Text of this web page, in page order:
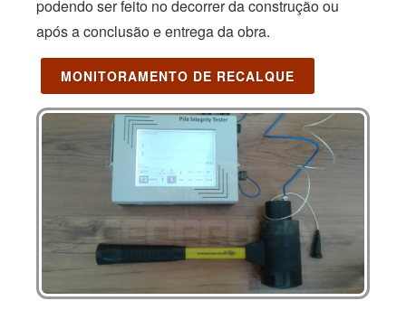
podendo ser feito no decorrer da construção ou
após a conclusão e entrega da obra.
MONITORAMENTO DE RECALQUE